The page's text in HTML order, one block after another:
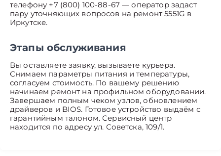
телефону +7 (800) 100-88-67 — оператор задаст
пару уточняющих вопросов на ремонт 5551G в
Иркутске.
Этапы обслуживания
Вы оставляете заявку, вызываете курьера.
Снимаем параметры питания и температуры,
согласуем стоимость. По вашему решению
начинаем ремонт на профильном оборудовании.
Завершаем полным чеком узлов, обновлением
драйверов и BIOS. Готовое устройство выдаём с
гарантийным талоном. Сервисный центр
находится по адресу ул. Советска, 109/1.